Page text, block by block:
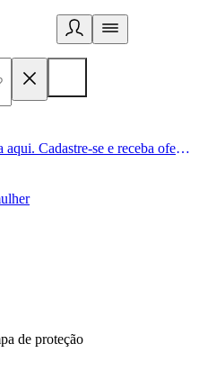
Um estilo de vida saudável começa aqui. Cadastre-se e receba ofertas exclusivas.
de proteção